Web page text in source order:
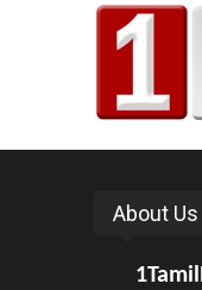
About Us